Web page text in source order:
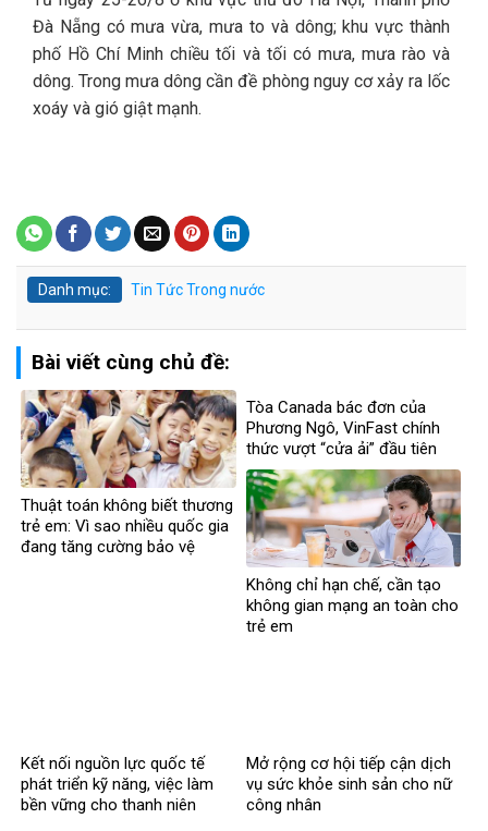
Đà Nẵng có mưa vừa, mưa to và dông; khu vực thành
phố Hồ Chí Minh chiều tối và tối có mưa, mưa rào và
dông. Trong mưa dông cần đề phòng nguy cơ xảy ra lốc
xoáy và gió giật mạnh.
Danh mục: Tin TứcTrong nước
Bài viết cùng chủ đề:
Thuật toán không biết thương
trẻ em: Vì sao nhiều quốc gia
đang tăng cường bảo vệ
Tòa Canada bác đơn của
Phương Ngô, VinFast chính
thức vượt “cửa ải” đầu tiên
trong vụ kiện xuyên biên giới
Không chỉ hạn chế, cần tạo
không gian mạng an toàn cho
trẻ em
Kết nối nguồn lực quốc tế
phát triển kỹ năng, việc làm
bền vững cho thanh niên
Mở rộng cơ hội tiếp cận dịch
vụ sức khỏe sinh sản cho nữ
công nhân